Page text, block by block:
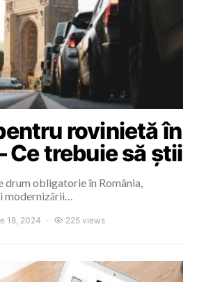
rovinietă în
Ce trebuie să știi
drum obligatorie în România,
modernizării…
18, 2024 225 views